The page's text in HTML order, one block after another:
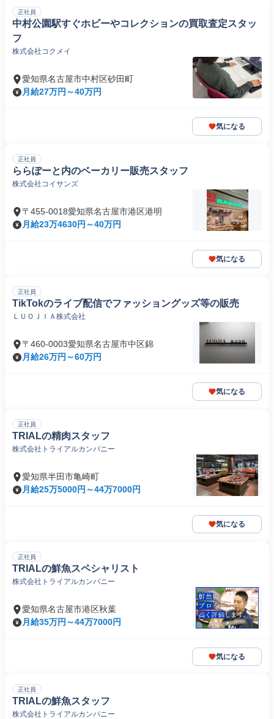
正社員
中村公園駅すぐホビーやコレクションの買取査定スタッ
フ
株式会社コクメイ
愛知県名古屋市中村区砂田町
月給27万円～40万円
気になる
正社員
ららぽーと内のベーカリー販売スタッフ
株式会社コイサンズ
〒455-0018愛知県名古屋市港区港明
月給23万4630円～40万円
気になる
正社員
TikTokのライブ配信でファッショングッズ等の販売
ＬＵＯＪＩＡ株式会社
〒460-0003愛知県名古屋市中区錦
月給26万円～60万円
気になる
正社員
TRIALの精肉スタッフ
株式会社トライアルカンパニー
愛知県半田市亀崎町
月給25万5000円～44万7000円
気になる
正社員
TRIALの鮮魚スペシャリスト
株式会社トライアルカンパニー
愛知県名古屋市港区秋葉
月給35万円～44万7000円
気になる
正社員
TRIALの鮮魚スタッフ
株式会社トライアルカンパニー